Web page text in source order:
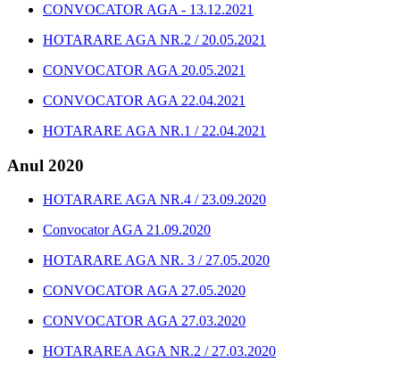
CONVOCATOR AGA - 13.12.2021
HOTARARE AGA NR.2 / 20.05.2021
CONVOCATOR AGA 20.05.2021
CONVOCATOR AGA 22.04.2021
HOTARARE AGA NR.1 / 22.04.2021
Anul 2020
HOTARARE AGA NR.4 / 23.09.2020
Convocator AGA 21.09.2020
HOTARARE AGA NR. 3 / 27.05.2020
CONVOCATOR AGA 27.05.2020
CONVOCATOR AGA 27.03.2020
HOTARAREA AGA NR.2 / 27.03.2020